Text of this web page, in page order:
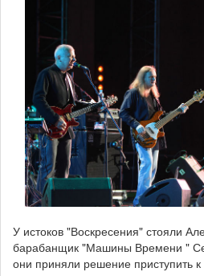
У истоков "Воскресения" стояли
барабанщик "Машины Времени "
они приняли решение приступить